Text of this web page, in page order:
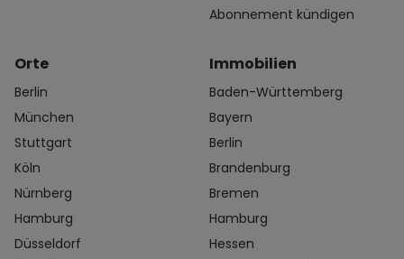
Abonnement kündigen
Orte
Berlin
München
Stuttgart
Köln
Nürnberg
Hamburg
Düsseldorf
Immobilien
Baden-Württemberg
Bayern
Berlin
Brandenburg
Bremen
Hamburg
Hessen